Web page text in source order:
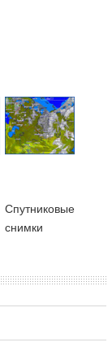
Cпутниковые
снимки